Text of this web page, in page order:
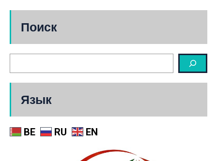
Поиск
Язык
BE RU EN